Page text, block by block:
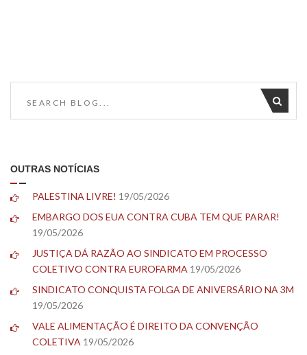
OUTRAS NOTÍCIAS
PALESTINA LIVRE! 19/05/2026
EMBARGO DOS EUA CONTRA CUBA TEM QUE PARAR!
19/05/2026
JUSTIÇA DÁ RAZÃO AO SINDICATO EM PROCESSO
COLETIVO CONTRA EUROFARMA 19/05/2026
SINDICATO CONQUISTA FOLGA DE ANIVERSÁRIO NA 3M
19/05/2026
VALE ALIMENTAÇÃO É DIREITO DA CONVENÇÃO
COLETIVA 19/05/2026